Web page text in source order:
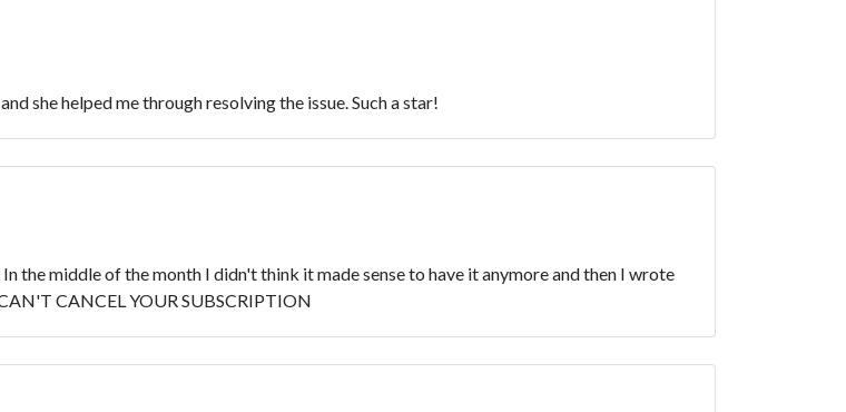
she helped me through resolving the issue. Such a star!
the middle of the month I didn't think it made sense to have it anymore and then I wrote
CANCEL YOUR SUBSCRIPTION